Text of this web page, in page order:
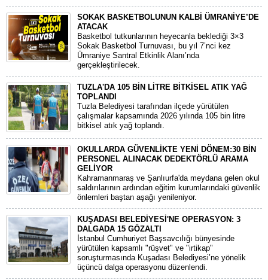
SOKAK BASKETBOLUNUN KALBİ ÜMRANİYE’DE
ATACAK
Basketbol tutkunlarının heyecanla beklediği 3×3
Sokak Basketbol Turnuvası, bu yıl 7’nci kez
Ümraniye Santral Etkinlik Alanı’nda
gerçekleştirilecek.
TUZLA'DA 105 BİN LİTRE BİTKİSEL ATIK YAĞ
TOPLANDI
Tuzla Belediyesi tarafından ilçede yürütülen
çalışmalar kapsamında 2026 yılında 105 bin litre
bitkisel atık yağ toplandı.
OKULLARDA GÜVENLİKTE YENİ DÖNEM:30 BİN
PERSONEL ALINACAK DEDEKTÖRLÜ ARAMA
GELİYOR
​Kahramanmaraş ve Şanlıurfa'da meydana gelen okul
saldırılarının ardından eğitim kurumlarındaki güvenlik
önlemleri baştan aşağı yenileniyor.
KUŞADASI BELEDİYESİ'NE OPERASYON: 3
DALGADA 15 GÖZALTI
​İstanbul Cumhuriyet Başsavcılığı bünyesinde
yürütülen kapsamlı "rüşvet" ve "irtikap"
soruşturmasında Kuşadası Belediyesi’ne yönelik
üçüncü dalga operasyonu düzenlendi.